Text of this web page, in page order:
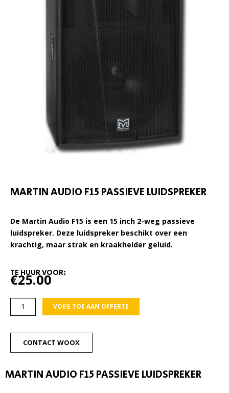
MARTIN AUDIO F15 PASSIEVE LUIDSPREKER
De Martin Audio F15 is een 15 inch 2-weg passieve
luidspreker. Deze luidspreker beschikt over een
krachtig, maar strak en kraakhelder geluid.
TE HUUR VOOR:
€25.00
Martin
Audio
passieve
luidspreker
VOEG TOE AAN OFFERTE
CONTACT WOOX
MARTIN AUDIO F15 PASSIEVE LUIDSPREKER